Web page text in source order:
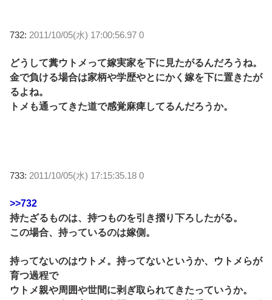
732: 2011/10/05(水) 17:00:56.97 0
どうして糞ウトメって嫁実家を下に見たがるんだろうね。
金で負ける場合は家柄や学歴やとにかく嫁を下に置きたが
るよね。
トメも通ってきた道で感覚麻痺してるんだろうか。
733: 2011/10/05(水) 17:15:35.18 0
>>732
持たざるものは、持つものを引き摺り下ろしたがる。
この場合、持っているのは嫁側。
持ってないのはウトメ。持ってないというか、ウトメらが
育つ過程で
ウトメ親や周囲や世間に剥ぎ取られてきたっていうか。